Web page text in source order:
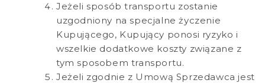
Jeżeli sposób transportu zostanie
uzgodniony na specjalne życzenie
Kupującego, Kupujący ponosi ryzyko i
wszelkie dodatkowe koszty związane z
tym sposobem transportu.
Jeżeli zgodnie z Umową Sprzedawca jest